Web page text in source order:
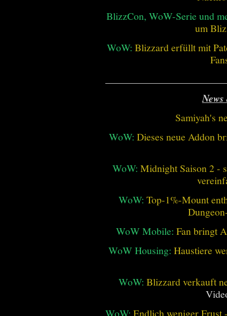
BlizzCon, WoW-Serie und
um
WoW: Blizzard erfüllt mit
Samiyah's
WoW: Dieses neue Addon
WoW: Midnight Saison 2 -
WoW: Top-1%-Mount
WoW Mobile: Fan bringt
WoW Housing: Haustiere
WoW: Blizzard verkauft
WoW: Endlich weniger